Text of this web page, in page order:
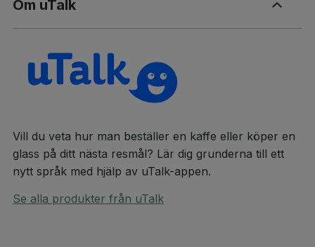
Om uTalk
Vill du veta hur man beställer en kaffe eller köper en
glass på ditt nästa resmål? Lär dig grunderna till ett
nytt språk med hjälp av uTalk-appen.
Se alla produkter från uTalk